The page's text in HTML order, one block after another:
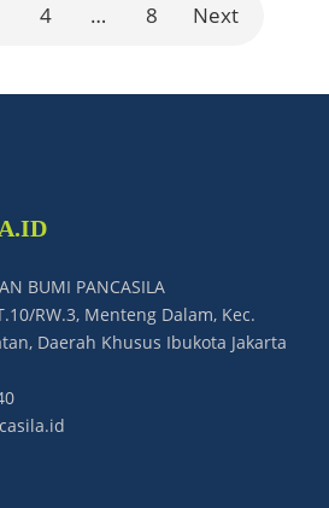
4 … 8 Next
BUMI PANCASILA
RW.3, Menteng Dalam, Kec.
Daerah Khusus Ibukota Jakarta